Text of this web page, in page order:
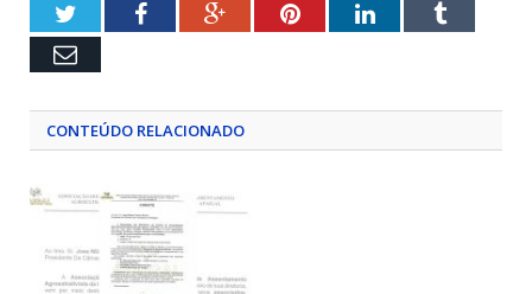
TwitterFacebookGoogle+PinterestLinkedInTumblr
Email
CONTEÚDO RELACIONADO